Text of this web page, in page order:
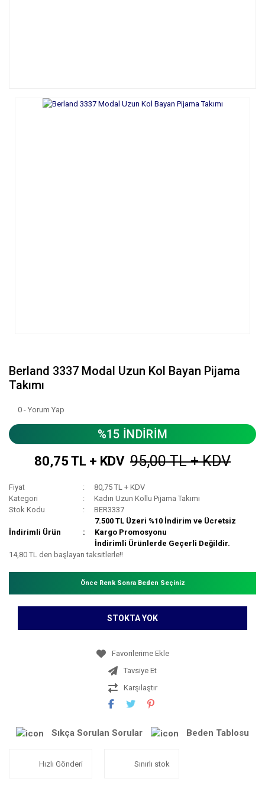
Berland 3337 Modal Uzun Kol Bayan Pijama
Takımı
0 - Yorum Yap
%15 İNDİRİM
80,75 TL + KDV 95,00 TL + KDV
Fiyat
80,75 TL + KDV
Kategori
Kadın Uzun Kollu Pijama Takımı
Stok Kodu
BER3337
İndirimli Ürün
7.500 TL Üzeri %10 İndirim ve Ücretsiz
Kargo Promosyonu
İndirimli Ürünlerde Geçerli Değildir.
14,80 TL den başlayan taksitlerle!!
Önce Renk Sonra Beden Seçiniz
STOKTA YOK
Tavsiye Et
Karşılaştır
Sıkça Sorulan Sorular Beden Tablosu
Hızlı Gönderi Sınırlı stok